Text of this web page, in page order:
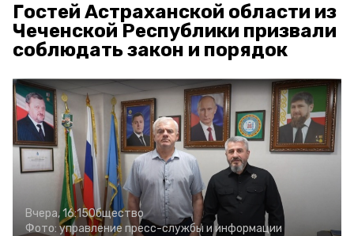
Гостей Астраханской области из
Чеченской Республики призвали
соблюдать закон и порядок
Вчера, 16:15Общество
Фото: управление пресс-службы и информации